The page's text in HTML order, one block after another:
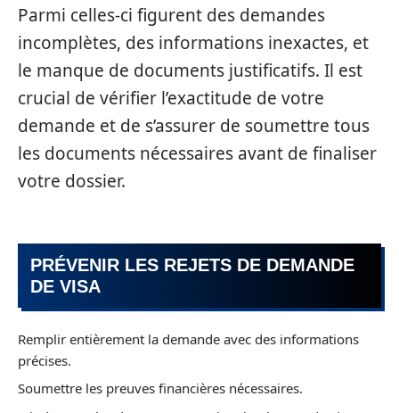
Parmi celles-ci figurent des demandes
incomplètes, des informations inexactes, et
le manque de documents justificatifs. Il est
crucial de vérifier l’exactitude de votre
demande et de s’assurer de soumettre tous
les documents nécessaires avant de finaliser
votre dossier.
PRÉVENIR LES REJETS DE DEMANDE
DE VISA
Remplir entièrement la demande avec des informations
précises.
Soumettre les preuves financières nécessaires.